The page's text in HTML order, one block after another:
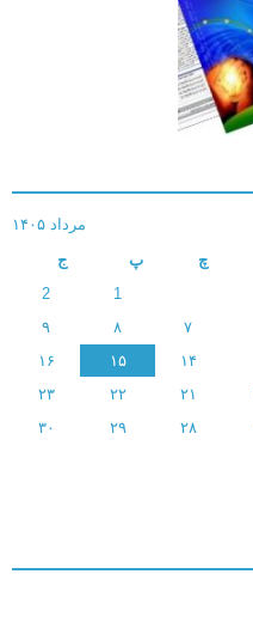
مرداد ۱۴۰۵
۱۴ ۱۵
۱۶
۲۱ ۲۲
۲۳
۲۸ ۲۹
۳۰